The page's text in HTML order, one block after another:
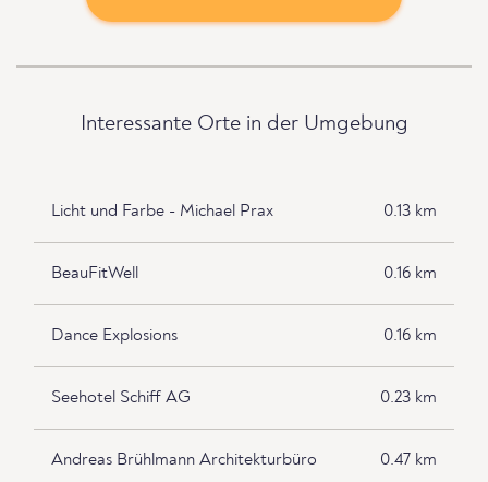
Interessante Orte in der Umgebung
Licht und Farbe - Michael Prax 0.13 km
BeauFitWell 0.16 km
Dance Explosions 0.16 km
Seehotel Schiff AG 0.23 km
Andreas Brühlmann Architekturbüro 0.47 km